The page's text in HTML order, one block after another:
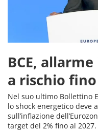
BCE,
a rischio fino
Nel suo ultimo Bollettino
lo shock energetico deve
sull’inflazione
target del 2% fino al 2027.